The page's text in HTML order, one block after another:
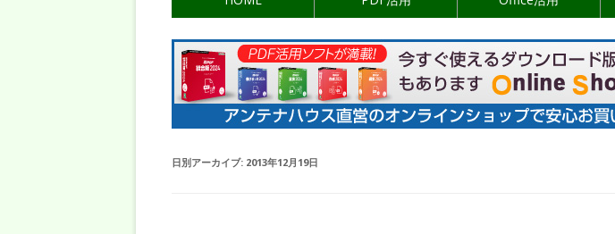
日別アーカイブ: 2013年12月19日